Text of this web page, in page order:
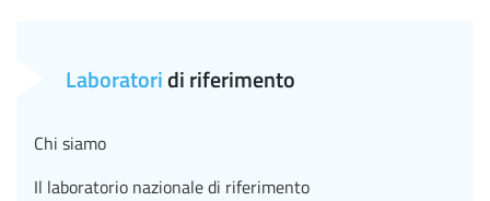
Laboratoridi riferimento
Chi siamo
Il laboratorio nazionale di riferimento